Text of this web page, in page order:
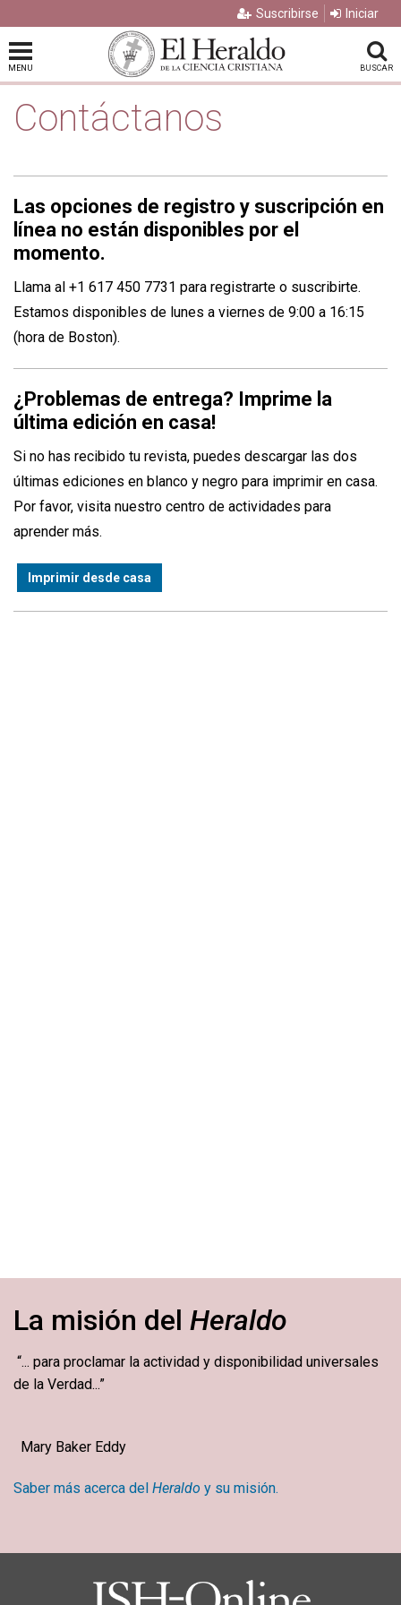
Suscribirse Iniciar
MENU BUSCAR
Contáctanos
Las opciones de registro y suscripción en
línea no están disponibles por el
momento.
Llama al +1 617 450 7731 para registrarte o suscribirte.
Estamos disponibles de lunes a viernes de 9:00 a 16:15
(hora de Boston).
¿Problemas de entrega? Imprime la
última edición en casa!
Si no has recibido tu revista, puedes descargar las dos
últimas ediciones en blanco y negro para imprimir en casa.
Por favor, visita nuestro centro de actividades para
aprender más.
Imprimir desde casa
La misión del Heraldo
“... para proclamar la actividad y disponibilidad universales
de la Verdad...”
Mary Baker Eddy
Saber más acerca del Heraldo y su misión.